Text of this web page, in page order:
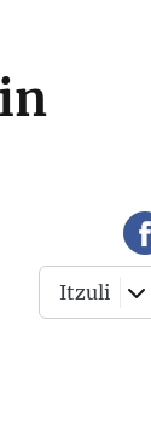
Itzuli